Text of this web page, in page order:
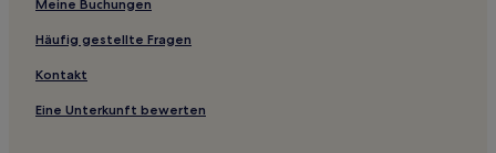
Familien in Daylesford
Luxus in Daylesford
Business in Daylesford
Hotels mit Küchenzeile in Dromana
Meine Buchungen
Häufig gestellte Fragen
Kontakt
Eine Unterkunft bewerten